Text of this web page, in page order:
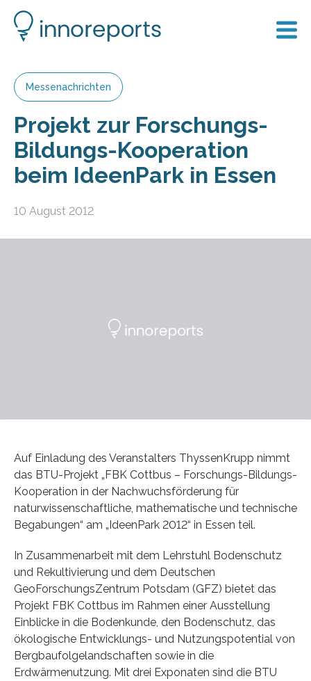
Messenachrichten
Projekt zur Forschungs-
Bildungs-Kooperation
beim IdeenPark in Essen
10 August 2012
Auf Einladung des Veranstalters ThyssenKrupp nimmt
das BTU-Projekt „FBK Cottbus – Forschungs-Bildungs-
Kooperation in der Nachwuchsförderung für
naturwissenschaftliche, mathematische und technische
Begabungen“ am „IdeenPark 2012“ in Essen teil.
In Zusammenarbeit mit dem Lehrstuhl Bodenschutz
und Rekultivierung und dem Deutschen
GeoForschungsZentrum Potsdam (GFZ) bietet das
Projekt FBK Cottbus im Rahmen einer Ausstellung
Einblicke in die Bodenkunde, den Bodenschutz, das
ökologische Entwicklungs- und Nutzungspotential von
Bergbaufolgelandschaften sowie in die
Erdwärmenutzung. Mit drei Exponaten sind die BTU